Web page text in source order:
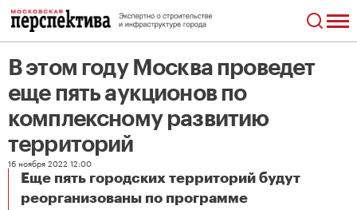
В этом году Москва проведет
еще пять аукционов по
комплексному развитию
территорий
16 ноября 2022 12:00
Еще пять городских территорий будут
реорганизованы по программе